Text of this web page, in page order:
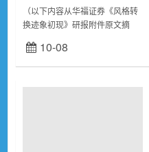
（以下内容从华福证券《风格转
换迹象初现》研报附件原文摘
市场小幅反弹，全A上涨
1.37%。市场前3日缩量下行，以
10-08